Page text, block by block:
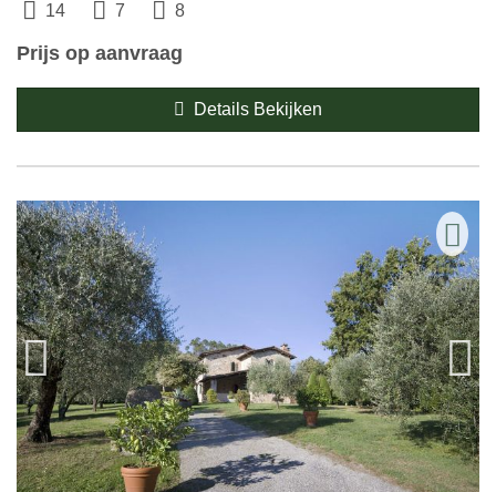
14 7 8
Prijs op aanvraag
Details Bekijken